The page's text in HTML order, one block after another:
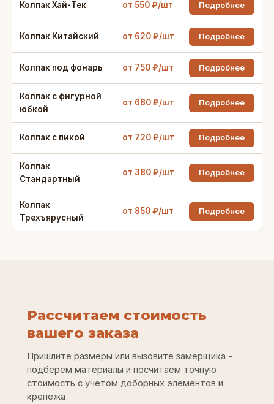
Колпак Хай-Тек от 550 ₽/шт Подробнее
Колпак Китайский от 620 ₽/шт Подробнее
Колпак под фонарь от 750 ₽/шт Подробнее
Колпак с фигурной
юбкой
от 680 ₽/шт Подробнее
Колпак с пикой от 720 ₽/шт Подробнее
Колпак
Стандартный
от 380 ₽/шт Подробнее
Колпак
Трехъярусный
от 850 ₽/шт Подробнее
Рассчитаем стоимость
вашего заказа
Пришлите размеры или вызовите замерщика -
подберем материалы и посчитаем точную
стоимость с учетом доборных элементов и
крепежа